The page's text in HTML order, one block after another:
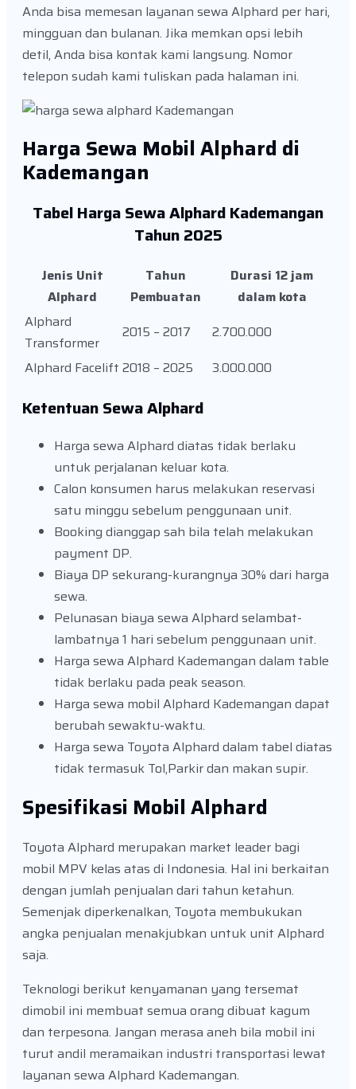
Anda bisa memesan layanan sewa Alphard per hari,
mingguan dan bulanan. Jika memkan opsi lebih
detil, Anda bisa kontak kami langsung. Nomor
telepon sudah kami tuliskan pada halaman ini.
Harga Sewa Mobil Alphard di
Kademangan
Tabel Harga Sewa Alphard Kademangan
Tahun 2025
Jenis Unit
Alphard
Tahun
Pembuatan
Durasi 12 jam
dalam kota
Alphard
Transformer
2015 – 2017
2.700.000
Alphard Facelift 2018 – 2025 3.000.000
Ketentuan Sewa Alphard
Harga sewa Alphard diatas tidak berlaku
untuk perjalanan keluar kota.
Calon konsumen harus melakukan reservasi
satu minggu sebelum penggunaan unit.
Booking dianggap sah bila telah melakukan
payment DP.
Biaya DP sekurang-kurangnya 30% dari harga
sewa.
Pelunasan biaya sewa Alphard selambat-
lambatnya 1 hari sebelum penggunaan unit.
Harga sewa Alphard Kademangan dalam table
tidak berlaku pada peak season.
Harga sewa mobil Alphard Kademangan dapat
berubah sewaktu-waktu.
Harga sewa Toyota Alphard dalam tabel diatas
tidak termasuk Tol,Parkir dan makan supir.
Spesifikasi Mobil Alphard
Toyota Alphard merupakan market leader bagi
mobil MPV kelas atas di Indonesia. Hal ini berkaitan
dengan jumlah penjualan dari tahun ketahun.
Semenjak diperkenalkan, Toyota membukukan
angka penjualan menakjubkan untuk unit Alphard
saja.
Teknologi berikut kenyamanan yang tersemat
dimobil ini membuat semua orang dibuat kagum
dan terpesona. Jangan merasa aneh bila mobil ini
turut andil meramaikan industri transportasi lewat
layanan sewa Alphard Kademangan.